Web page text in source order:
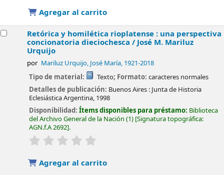
Agregar al carrito
Retórica y homilética rioplatense : una perspectiva
concionatoria dieciochesca / José M. Mariluz
Urquijo
por Mariluz Urquijo, José María, 1921-2018
Tipo de material: Texto; Formato: caracteres normales
Detalles de publicación: Buenos Aires : Junta de Historia
Eclesiástica Argentina, 1998
Disponibilidad:Ítems disponibles para préstamo: Biblioteca
del Archivo General de la Nación (1) Signatura topográfica:
AGN.f.A 2692 .
valoración
Agregar al carrito